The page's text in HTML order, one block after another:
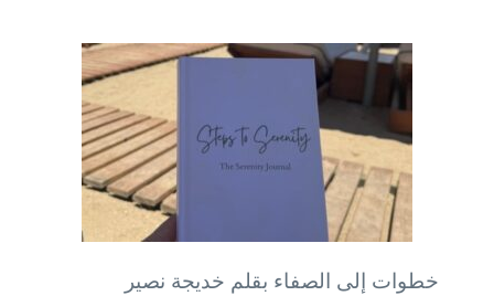
خطوات إلى الصفاء بقلم خديجة نصير